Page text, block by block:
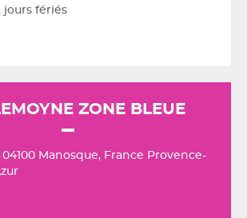
fériés
ZONE BLEUE
Manosque, France Provence-